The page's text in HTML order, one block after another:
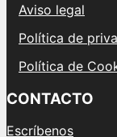
Aviso legal
Política de
Política de
CONTACTO
Escríbenos